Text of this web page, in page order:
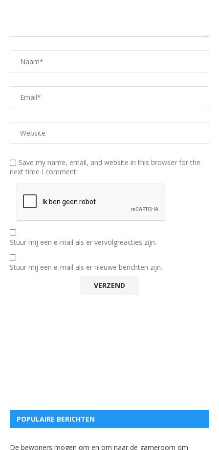
Save my name, email, and website in this browser for the
next time I comment.
Stuur mij een e-mail als er vervolgreacties zijn.
Stuur mij een e-mail als er nieuwe berichten zijn.
POPULAIRE BERICHTEN
De bewoners mogen om en om naar de gameroom om